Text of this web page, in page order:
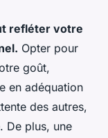
refléter votre
Opter pour
goût,
en adéquation
des autres,
De plus, une